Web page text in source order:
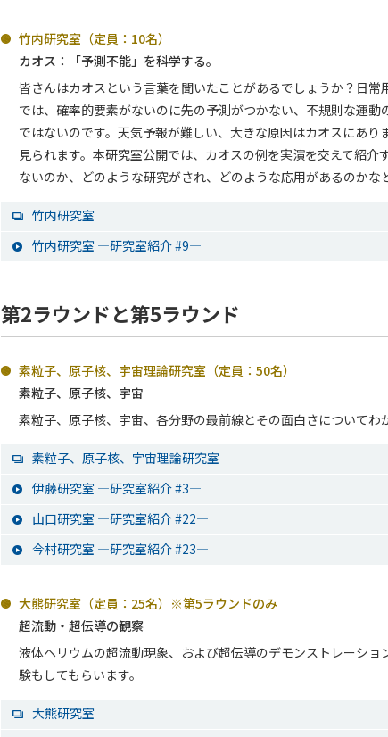
竹内研究室（定員：10名）
カオス：「予測不能」を科学する。
皆さんはカオスという言葉を聞いたことがあるでしょうか？日
では、確率的要素がないのに先の予測がつかない、不規則な運
ではないのです。天気予報が難しい、大きな原因はカオスにあ
見られます。本研究室公開では、カオスの例を実演を交えて紹
ないのか、どのような研究がされ、どのような応用があるのかな
竹内研究室
竹内研究室 ―研究室紹介 #9―
第2ラウンドと第5ラウンド
素粒子、原子核、宇宙理論研究室（定員：50名）
素粒子、原子核、宇宙
素粒子、原子核、宇宙、各分野の最前線とその面白さについてわ
素粒子、原子核、宇宙理論研究室
伊藤研究室 ―研究室紹介 #3―
山口研究室 ―研究室紹介 #22―
今村研究室 ―研究室紹介 #23―
大熊研究室（定員：25名）※第5ラウンドのみ
超流動・超伝導の観察
液体ヘリウムの超流動現象、および超伝導のデモンストレーシ
験もしてもらいます。
大熊研究室